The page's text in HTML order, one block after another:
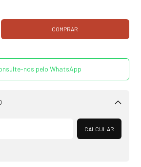
nos pelo WhatsApp
Alterar CEP
CALCULAR